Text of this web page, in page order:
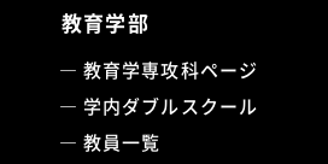
教育学部
教育学専攻科ページ
学内ダブルスクール
教員一覧